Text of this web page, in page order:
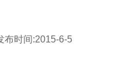
布时间:2015-6-5